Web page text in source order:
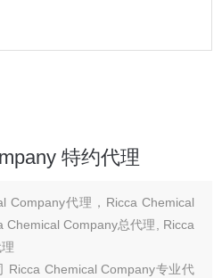
特约代理
Company代理，Ricca Chemical
Chemical Company总代理, Ricca
Ricca Chemical Company专业代